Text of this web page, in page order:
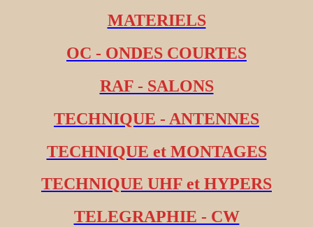
MATERIELS
OC - ONDES COURTES
RAF - SALONS
TECHNIQUE - ANTENNES
TECHNIQUE et MONTAGES
TECHNIQUE UHF et HYPERS
TELEGRAPHIE - CW